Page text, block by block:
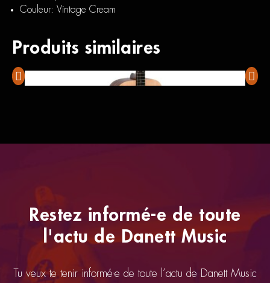
Couleur: Vintage Cream
Produits similaires
Restez informé-e de toute
l'actu de Danett Music
Tu veux te tenir informé-e de toute l’actu de Danett Music